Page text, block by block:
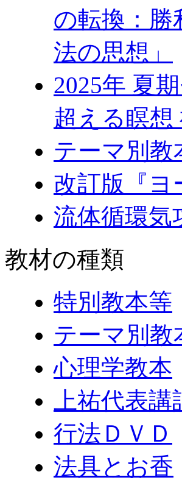
の転換：
法の思想」
2025年 夏
超える瞑想
テーマ別教
改訂版『ヨ
流体循環
教材の種類
特別教本等
テーマ別教
心理学教本
上祐代表
行法ＤＶＤ
法具とお香